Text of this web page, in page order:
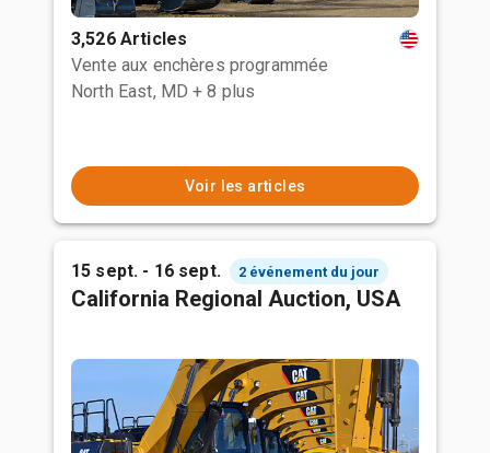
3,526 Articles
Vente aux enchères programmée
North East, MD + 8 plus
Voir les articles
15 sept. - 16 sept. 2 événement du jour
California Regional Auction, USA